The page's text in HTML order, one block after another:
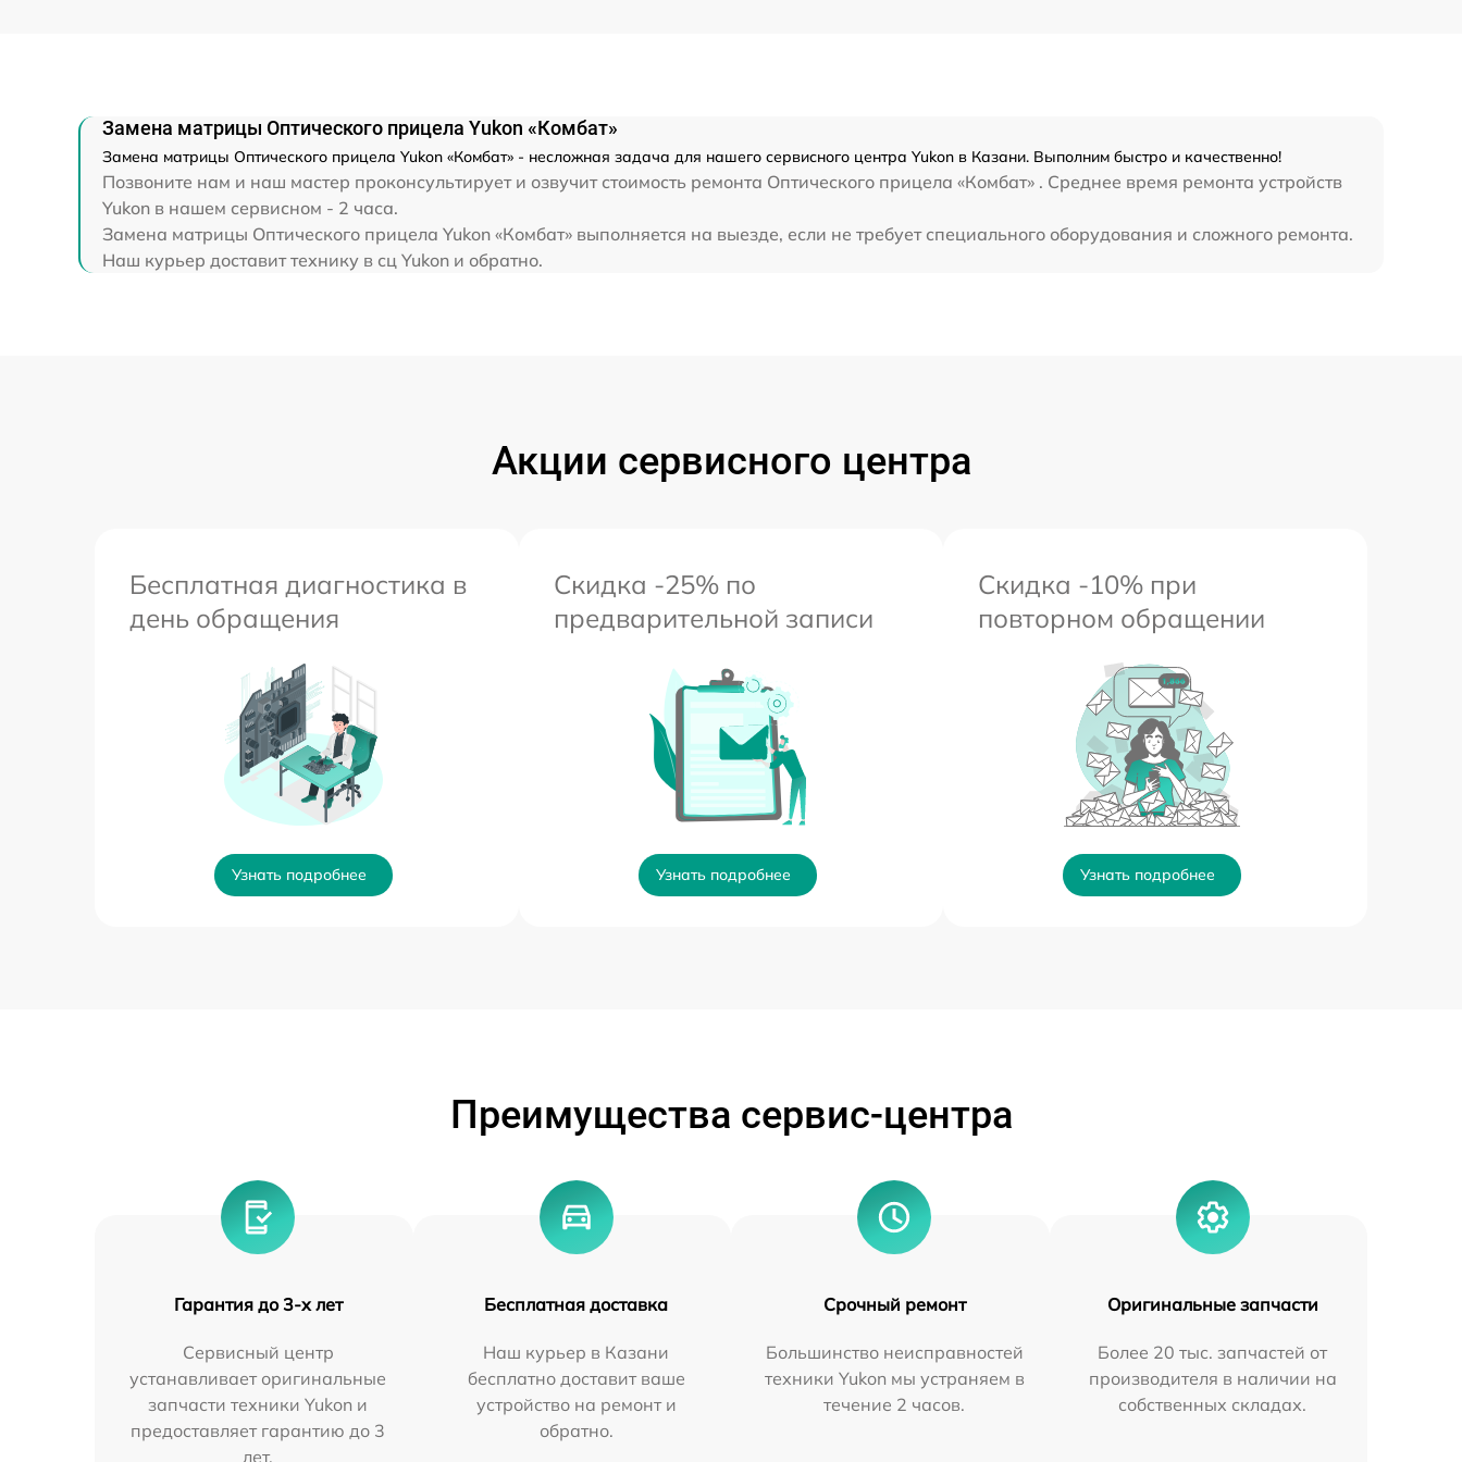
Замена матрицы Оптического прицела Yukon «Комбат»
Замена матрицы Оптического прицела Yukon «Комбат» - несложная задача для нашего сервисного центра Yukon в Казани. Выполним быстро и качественно!
Позвоните нам и наш мастер проконсультирует и озвучит стоимость ремонта Оптического прицела «Комбат» . Среднее время ремонта устройств
Yukon в нашем сервисном - 2 часа.
Замена матрицы Оптического прицела Yukon «Комбат» выполняется на выезде, если не требует специального оборудования и сложного ремонта.
Наш курьер доставит технику в сц Yukon и обратно.
Акции сервисного центра
Бесплатная диагностика в
день обращения
Узнать подробнее
Скидка -25% по
предварительной записи
Узнать подробнее
Скидка -10% при
повторном обращении
Узнать подробнее
Преимущества сервис-центра
Гарантия до 3-х лет
Сервисный центр
устанавливает оригинальные
запчасти техники Yukon и
предоставляет гарантию до 3
лет.
Бесплатная доставка
Наш курьер в Казани
бесплатно доставит ваше
устройство на ремонт и
обратно.
Срочный ремонт
Большинство неисправностей
техники Yukon мы устраняем в
течение 2 часов.
Оригинальные запчасти
Более 20 тыс. запчастей от
производителя в наличии на
собственных складах.